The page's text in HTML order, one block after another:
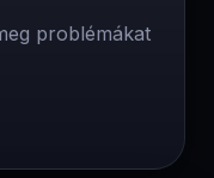
problémákat